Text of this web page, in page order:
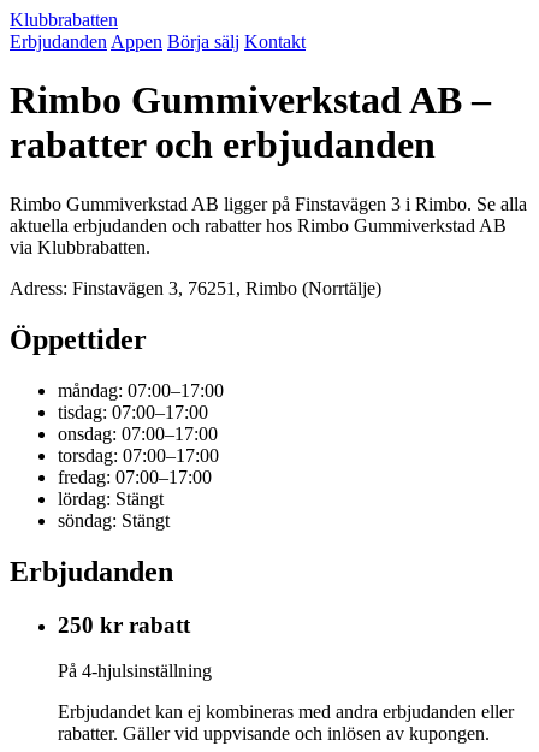
Klubbrabatten
Erbjudanden Appen Börja sälj Kontakt
Rimbo Gummiverkstad AB –
rabatter och erbjudanden
Rimbo Gummiverkstad AB ligger på Finstavägen 3 i Rimbo. Se alla
aktuella erbjudanden och rabatter hos Rimbo Gummiverkstad AB
via Klubbrabatten.
Adress: Finstavägen 3, 76251, Rimbo (Norrtälje)
Öppettider
måndag: 07:00–17:00
tisdag: 07:00–17:00
onsdag: 07:00–17:00
torsdag: 07:00–17:00
fredag: 07:00–17:00
lördag: Stängt
söndag: Stängt
Erbjudanden
250 kr rabatt
På 4-hjulsinställning
Erbjudandet kan ej kombineras med andra erbjudanden eller
rabatter. Gäller vid uppvisande och inlösen av kupongen.